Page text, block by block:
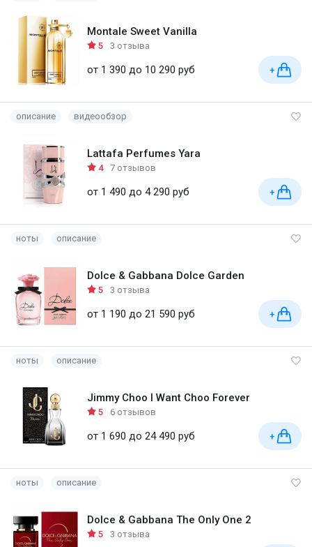
Montale Sweet Vanilla
5 3 отзыва
от 1 390 до 10 290 руб +
описание видеообзор
Lattafa Perfumes Yara
4 7 отзывов
от 1 490 до 4 290 руб +
ноты описание
Dolce & Gabbana Dolce Garden
5 3 отзыва
от 1 190 до 21 590 руб +
ноты описание
Jimmy Choo I Want Choo Forever
5 6 отзывов
от 1 690 до 24 490 руб +
ноты описание
Dolce & Gabbana The Only One 2
5 3 отзыва